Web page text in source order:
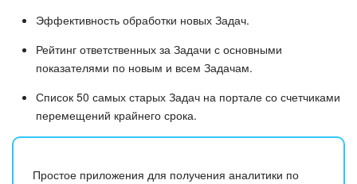
Эффективность обработки новых Задач.
Рейтинг ответственных за Задачи с основными
показателями по новым и всем Задачам.
Список 50 самых старых Задач на портале со счетчиками
перемещений крайнего срока.
Простое приложения для получения аналитики по